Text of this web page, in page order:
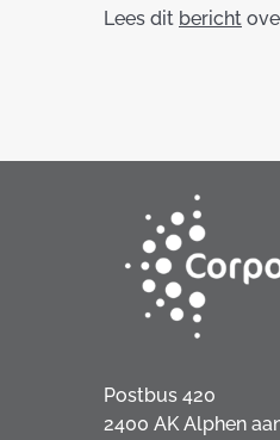
Lees dit bericht
Postbus 420
2400 AK Alphen